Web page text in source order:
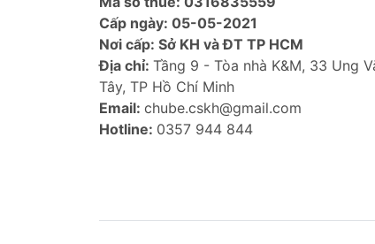
Cấp ngày: 05-05-2021
Nơi cấp: Sở KH và ĐT TP HCM
Địa chỉ: Tầng 9 - Tòa nhà K&M, 33 Ung
Tây, TP Hồ Chí Minh
Email: chube.cskh@gmail.com
Hotline: 0357 944 844